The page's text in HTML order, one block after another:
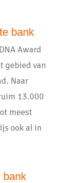
bank
Award
gebied van
Naar
13.000
meest
ook al in
bank